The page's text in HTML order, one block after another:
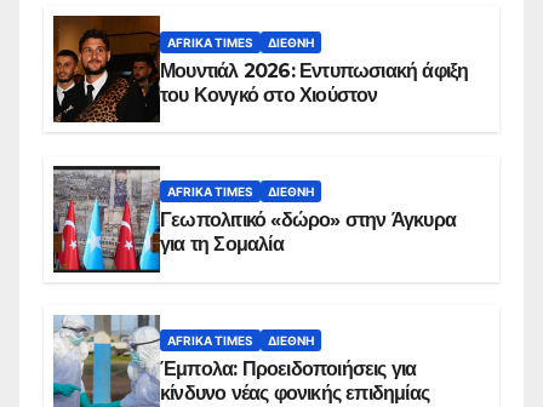
AFRIKA TIMES ΔΙΕΘΝΉ
Μουντιάλ 2026: Εντυπωσιακή άφιξη
του Κονγκό στο Χιούστον
AFRIKA TIMES ΔΙΕΘΝΉ
Γεωπολιτικό «δώρο» στην Άγκυρα
για τη Σομαλία
AFRIKA TIMES ΔΙΕΘΝΉ
Έμπολα: Προειδοποιήσεις για
κίνδυνο νέας φονικής επιδημίας